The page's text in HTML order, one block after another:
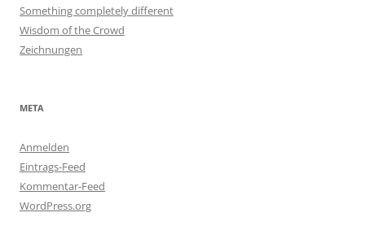
Something completely different
Wisdom of the Crowd
Zeichnungen
META
Anmelden
Eintrags-Feed
Kommentar-Feed
WordPress.org